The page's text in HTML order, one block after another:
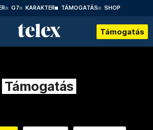
G7 KARAKTER TÁMOGATÁS SHOP
Támogatás
Támogatás